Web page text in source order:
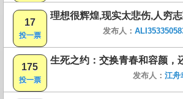
17
投一票
理想很辉煌,现实太悲伤,人穷
发布人：
175
投一票
生死之约：交换青春和容颜，
发布人： 江舟